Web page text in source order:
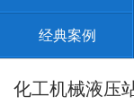
经典案例
化工机械液压